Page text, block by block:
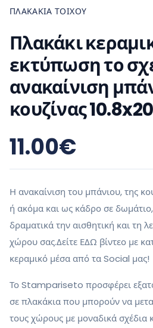
ΠΛΑΚΆΚΙΑ ΤΟΊΧΟΥ
Πλακάκι
εκτύπωση το
ανακαίνιση
κουζίνας
11.00€
Η ανακαίνιση του μπάνιου, της
ή ακόμα και ως κάδρο σε
δραματικά την αισθητική και τη
χώρου σας.Δείτε ΕΔΩ βίντεο με
κεραμικό μέσα από τα Social μας!
Το Stampariseto προσφέρει
σε πλακάκια που μπορούν να
τους χώρους με μοναδικά σχέδια